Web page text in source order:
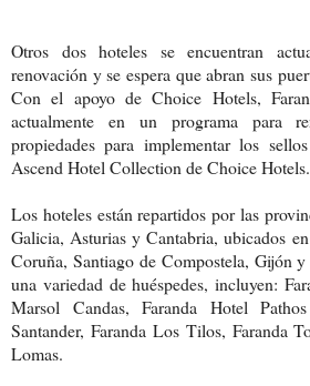
Otros dos hoteles se encuentran
renovación y se espera que abran sus
Con el apoyo de Choice Hotels,
actualmente en un programa para
propiedades para implementar los
Ascend Hotel Collection de Choice Hotels.
Los hoteles están repartidos por las
Galicia, Asturias y Cantabria, ubicados
Coruña, Santiago de Compostela, Gijón
una variedad de huéspedes, incluyen:
Marsol Candas, Faranda Hotel
Santander, Faranda Los Tilos, Faranda
Lomas.